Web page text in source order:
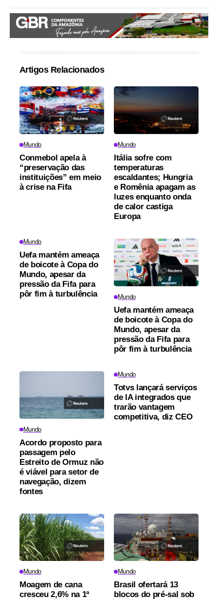
Artigos Relacionados
Mundo
Conmebol apela à
“preservação das
instituições” em meio
à crise na Fifa
Mundo
Itália sofre com
temperaturas
escaldantes; Hungria
e Romênia apagam as
luzes enquanto onda
de calor castiga
Europa
Mundo
Uefa mantém ameaça
de boicote à Copa do
Mundo, apesar da
pressão da Fifa para
pôr fim à turbulência
Mundo
Uefa mantém ameaça
de boicote à Copa do
Mundo, apesar da
pressão da Fifa para
pôr fim à turbulência
Mundo
Acordo proposto para
passagem pelo
Estreito de Ormuz não
é viável para setor de
navegação, dizem
fontes
Mundo
Totvs lançará serviços
de IA integrados que
trarão vantagem
competitiva, diz CEO
Mundo
Moagem de cana
cresceu 2,6% na 1ª
Mundo
Brasil ofertará 13
blocos do pré-sal sob